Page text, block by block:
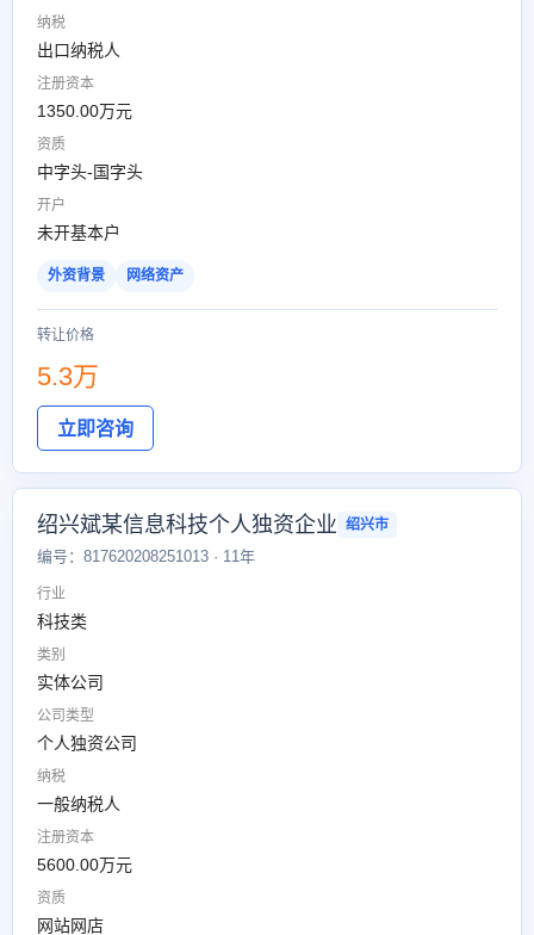
纳税
出口纳税人
注册资本
1350.00万元
资质
中字头-国字头
开户
未开基本户
外资背景 网络资产
转让价格
5.3万
立即咨询
绍兴斌某信息科技个人独资企业 绍兴市
编号：817620208251013 · 11年
行业
科技类
类别
实体公司
公司类型
个人独资公司
纳税
一般纳税人
注册资本
5600.00万元
资质
网站网店